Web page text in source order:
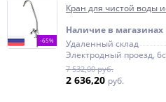
-65%
Кран для чистой воды
Наличие в магазинах
Удаленный склад
Электродный проезд,
7 532,00 руб.
2 636,20 руб.